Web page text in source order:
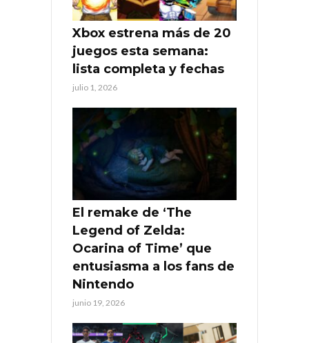
Xbox estrena más de 20
juegos esta semana:
lista completa y fechas
julio 1, 2026
El remake de ‘The
Legend of Zelda:
Ocarina of Time’ que
entusiasma a los fans de
Nintendo
junio 19, 2026